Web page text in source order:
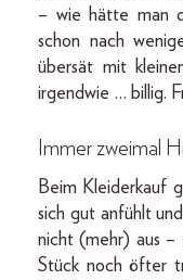
– wie hätte man
schon nach
übersät mit
irgendwie … billig.
Immer zweimal
Beim Kleiderkauf
sich gut anfühlt
nicht (mehr) aus –
Stück noch öfter